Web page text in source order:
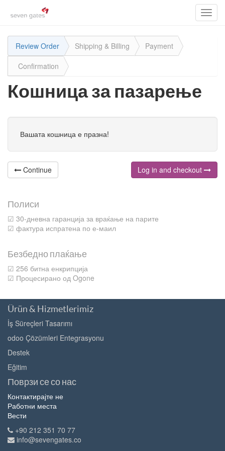
Review Order Shipping & Billing
Payment
Confirmation
Кошница за пазарење
Вашата кошница е празна!
Continue Log in and checkout
Полиси
☑ 30-дневна гаранција за враќање на парите
☑ фактура испратена по е-маил
Безбедно плаќање
☑ 256 битна енкрипција
☑ Процесирано од Ogone
Ürün & Hizmetlerimiz
İş Süreçleri Tasarımı
odoo Çözümleri Entegrasyonu
Destek
Eğitim
Поврзи се со нас
Контактирајте не
Работни места
Вести
+90 212 351 70 77
info@sevengates.co